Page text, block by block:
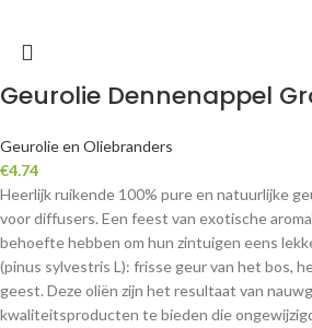
Geurolie Dennenappel
Geurolie en Oliebranders
€4.74
Heerlijk ruikende 100% pure en natuurlijke
voor diffusers. Een feest van exotische
behoefte hebben om hun zintuigen eens
(pinus sylvestris L): frisse geur van het bos,
geest. Deze oliën zijn het resultaat van
kwaliteitsproducten te bieden die